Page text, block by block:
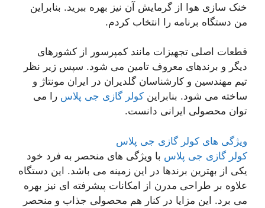
خنک سازی هوا از گرمایش آن نیز بهره ببرید. بنابراین
من دستگاه برنامه را انتخاب کردم.
قطعات اصلی تجهیزات مانند کمپرسور از کشورهای
دیگر و برندهای معروف تامین می شود. سپس زیر نظر
تیم مهندسین و کارشناسان گلدیران در ایران مونتاژ و
ساخته می شود. بنابراین کولر گازی جی پلاس را می
توان محصولی ایرانی دانست.
ویژگی های کولر گازی جی پلاس
کولر گازی جی پلاس با ویژگی های منحصر به فرد خود
یکی از بهترین برندها در این زمینه می باشد. این دستگاه
علاوه بر طراحی مدرن از امکانات پیشرفته ای نیز بهره
می برد. این مزایا در کنار هم محصولی جذاب و منحصر